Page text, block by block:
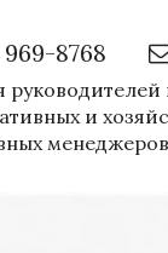
969-8768
и
менеджеров